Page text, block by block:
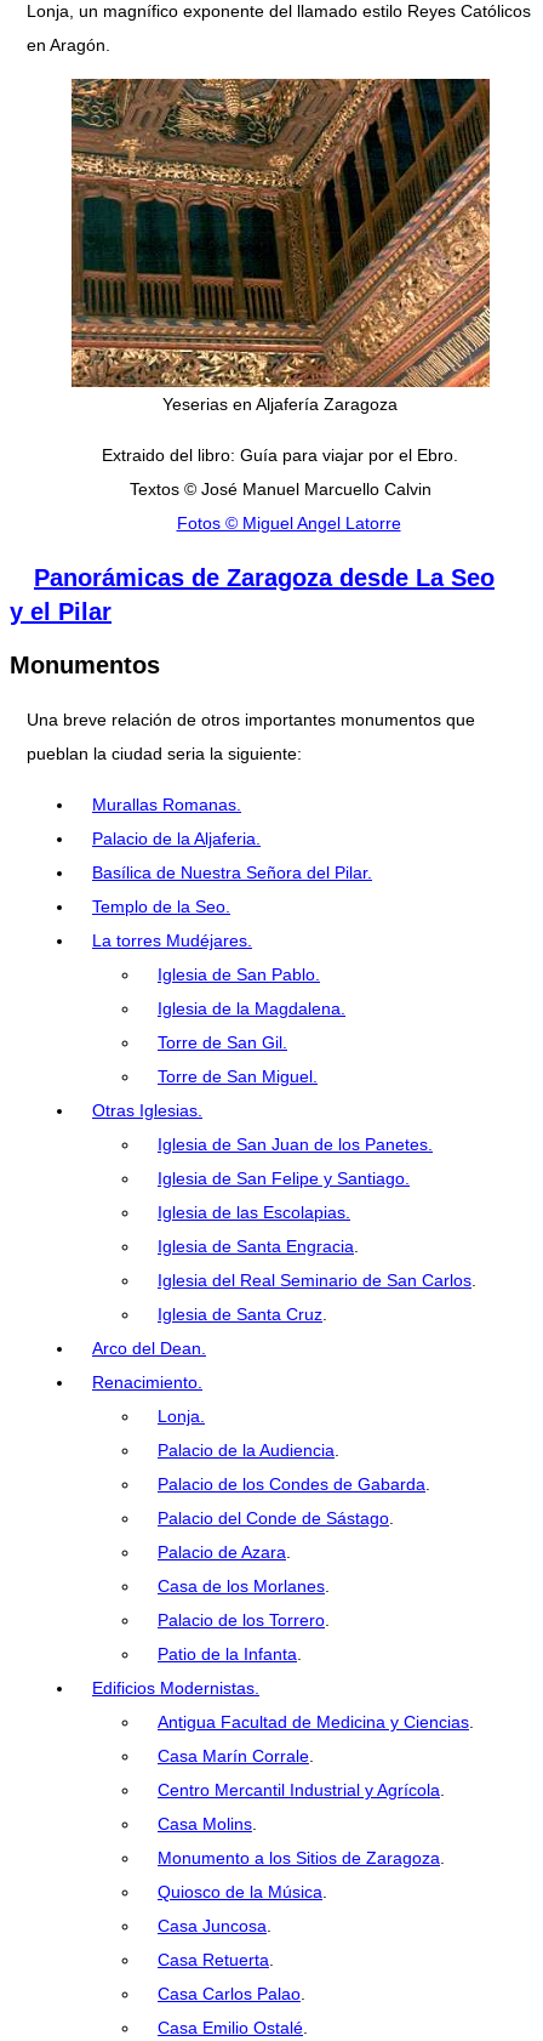
Lonja, un magnífico exponente del llamado estilo Reyes Católicos
en Aragón.
Yeserias en Aljafería Zaragoza
Extraido del libro: Guía para viajar por el Ebro.
Textos © José Manuel Marcuello Calvin
Fotos © Miguel Angel Latorre
Panorámicas de Zaragoza desde La Seo
y el Pilar
Monumentos
Una breve relación de otros importantes monumentos que
pueblan la ciudad seria la siguiente:
Murallas Romanas.
Palacio de la Aljaferia.
Basílica de Nuestra Señora del Pilar.
Templo de la Seo.
La torres Mudéjares.
Iglesia de San Pablo.
Iglesia de la Magdalena.
Torre de San Gil.
Torre de San Miguel.
Otras Iglesias.
Iglesia de San Juan de los Panetes.
Iglesia de San Felipe y Santiago.
Iglesia de las Escolapias.
Iglesia de Santa Engracia
Iglesia del Real Seminario de San Carlos
Iglesia de Santa Cruz
Arco del Dean.
Renacimiento.
Lonja.
Palacio de la Audiencia
Palacio de los Condes de Gabarda
Palacio del Conde de Sástago
Palacio de Azara
Casa de los Morlanes
Palacio de los Torrero
Patio de la Infanta
Edificios Modernistas.
Antigua Facultad de Medicina y Ciencias
Casa Marín Corrale
Centro Mercantil Industrial y Agrícola
Casa Molins
Monumento a los Sitios de Zaragoza
Quiosco de la Música
Casa Juncosa
Casa Retuerta
Casa Carlos Palao
Casa Emilio Ostalé